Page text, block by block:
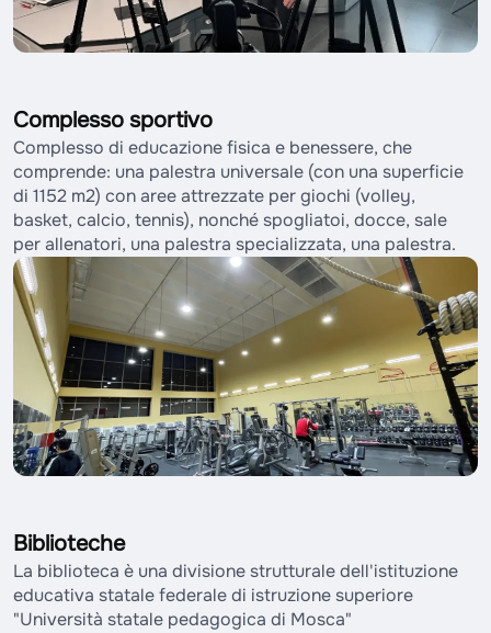
Complesso sportivo
Complesso di educazione fisica e benessere, che
comprende: una palestra universale (con una superficie
di 1152 m2) con aree attrezzate per giochi (volley,
basket, calcio, tennis), nonché spogliatoi, docce, sale
per allenatori, una palestra specializzata, una palestra.
Biblioteche
La biblioteca è una divisione strutturale dell'istituzione
educativa statale federale di istruzione superiore
"Università statale pedagogica di Mosca"